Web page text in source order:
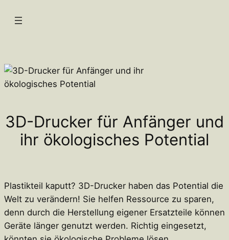
Inhalt
3D-Drucker für Anfänger und
ihr ökologisches Potential
Plastikteil kaputt? 3D-Drucker haben das Potential die
Welt zu verändern! Sie helfen Ressource zu sparen,
denn durch die Herstellung eigener Ersatzteile können
Geräte länger genutzt werden. Richtig eingesetzt,